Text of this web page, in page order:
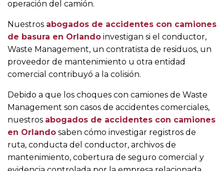
operación del camión.
Nuestros abogados de accidentes con camiones
de basura en Orlando investigan si el conductor,
Waste Management, un contratista de residuos, un
proveedor de mantenimiento u otra entidad
comercial contribuyó a la colisión.
Debido a que los choques con camiones de Waste
Management son casos de accidentes comerciales,
nuestros abogados de accidentes con camiones
en Orlando saben cómo investigar registros de
ruta, conducta del conductor, archivos de
mantenimiento, cobertura de seguro comercial y